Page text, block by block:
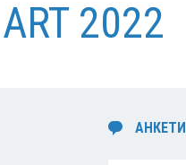
2022
АНКЕТИ